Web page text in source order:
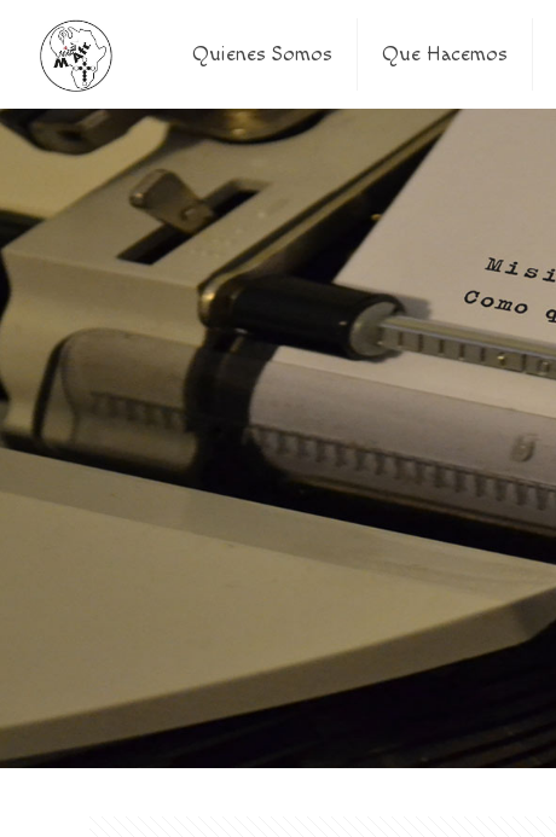
Quienes Somos Que Hacemos